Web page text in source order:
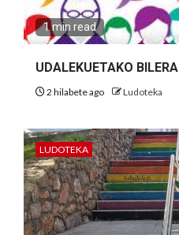
1 min read
UDALEKUETAKO BILERA
2 hilabete ago Ludoteka
LUDOTEKA